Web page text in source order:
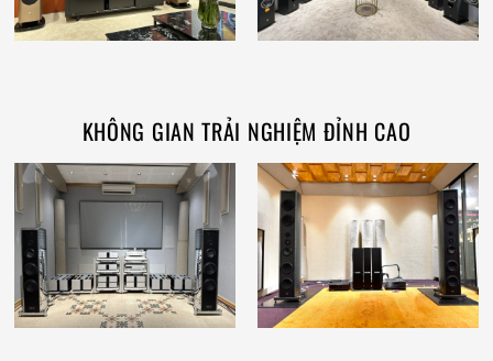
KHÔNG GIAN TRẢI NGHIỆM ĐỈNH CAO